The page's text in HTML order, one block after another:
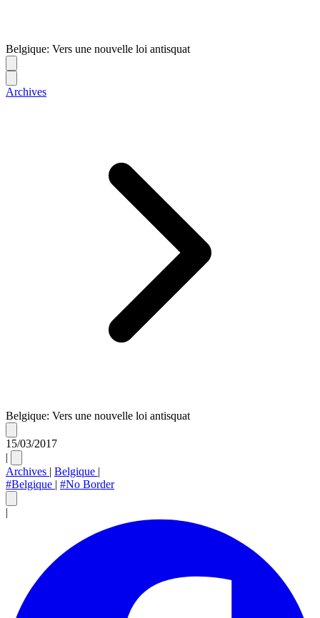
Belgique: Vers une nouvelle loi antisquat
Archives
Belgique: Vers une nouvelle loi antisquat
15/03/2017
|
Archives | Belgique |
#Belgique | #No Border
|